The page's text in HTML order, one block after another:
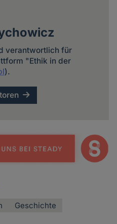
verantwortlich für
"Ethik in der
).
Geschichte